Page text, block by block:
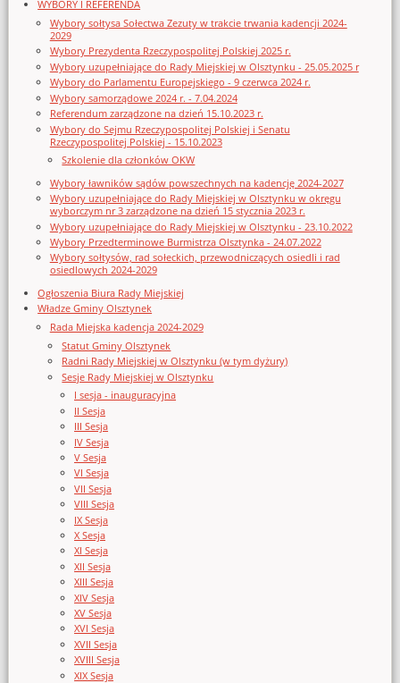
WYBORY I REFERENDA
Wybory sołtysa Sołectwa Zezuty w trakcie trwania kadencji 2024-
2029
Wybory Prezydenta Rzeczypospolitej Polskiej 2025 r.
Wybory uzupełniające do Rady Miejskiej w Olsztynku - 25.05.2025 r
Wybory do Parlamentu Europejskiego - 9 czerwca 2024 r.
Wybory samorządowe 2024 r. - 7.04.2024
Referendum zarządzone na dzień 15.10.2023 r.
Wybory do Sejmu Rzeczypospolitej Polskiej i Senatu
Rzeczypospolitej Polskiej - 15.10.2023
Szkolenie dla członków OKW
Wybory ławników sądów powszechnych na kadencję 2024-2027
Wybory uzupełniające do Rady Miejskiej w Olsztynku w okręgu
wyborczym nr 3 zarządzone na dzień 15 stycznia 2023 r.
Wybory uzupełniające do Rady Miejskiej w Olsztynku - 23.10.2022
Wybory Przedterminowe Burmistrza Olsztynka - 24.07.2022
Wybory sołtysów, rad sołeckich, przewodniczących osiedli i rad
osiedlowych 2024-2029
Ogłoszenia Biura Rady Miejskiej
Władze Gminy Olsztynek
Rada Miejska kadencja 2024-2029
Statut Gminy Olsztynek
Radni Rady Miejskiej w Olsztynku (w tym dyżury)
Sesje Rady Miejskiej w Olsztynku
I sesja - inauguracyjna
II Sesja
III Sesja
IV Sesja
V Sesja
VI Sesja
VII Sesja
VIII Sesja
IX Sesja
X Sesja
XI Sesja
XII Sesja
XIII Sesja
XIV Sesja
XV Sesja
XVI Sesja
XVII Sesja
XVIII Sesja
XIX Sesja